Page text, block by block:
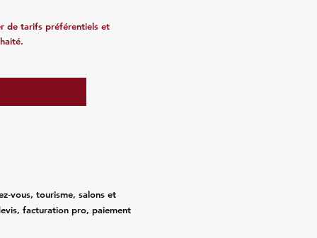
de tarifs préférentiels et
tourisme, salons et
facturation pro, paiement